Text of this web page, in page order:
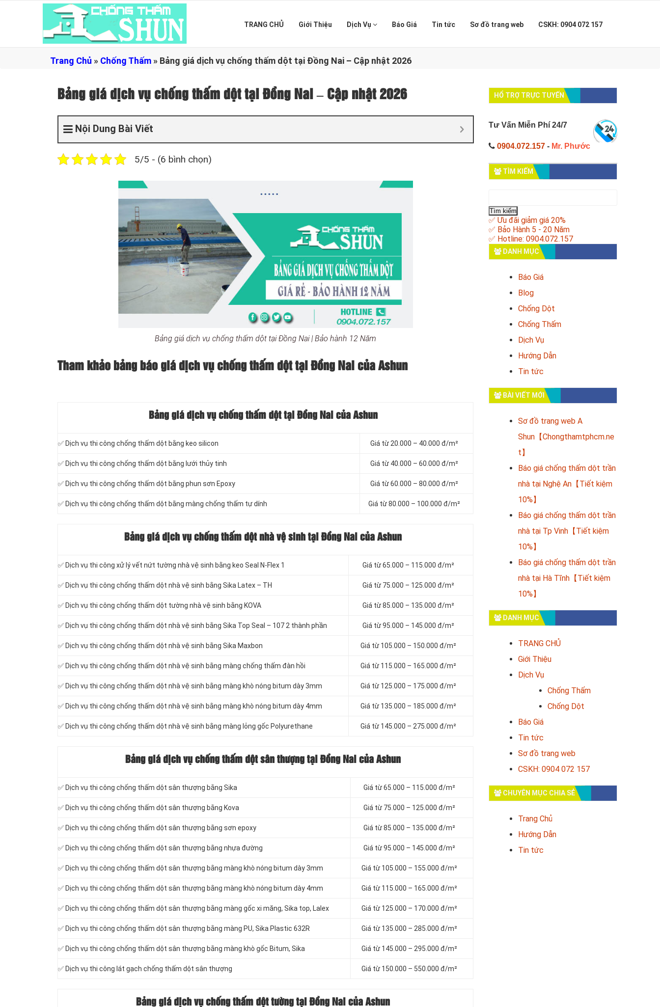
TRANG CHỦ Giới Thiệu Dịch Vụ Báo Giá Tin tức Sơ đồ trang web CSKH: 0904 072 157
Trang Chủ » Chống Thấm » Bảng giá dịch vụ chống thấm dột tại Đồng Nai – Cập nhật 2026
Bảng giá dịch vụ chống thấm dột tại Đồng Nai – Cập nhật 2026
Nội Dung Bài Viết
5/5 - (6 bình chọn)
Bảng giá dịch vụ chống thấm dột tại Đồng Nai | Bảo hành 12 Năm
Tham khảo bảng báo giá dịch vụ chống thấm dột tại Đồng Nai của Ashun
Bảng giá dịch vụ chống thấm dột tại Đồng Nai của Ashun
✅ Dịch vụ thi công chống thấm dột bằng keo silicon Giá từ 20.000 – 40.000 đ/m²
✅ Dịch vụ thi công chống thấm dột bằng lưới thủy tinh Giá từ 40.000 – 60.000 đ/m²
✅ Dịch vụ thi công chống thấm dột bằng phun sơn Epoxy Giá từ 60.000 – 80.000 đ/m²
✅ Dịch vụ thi công chống thấm dột bằng màng chống thấm tự dính Giá từ 80.000 – 100.000 đ/m²
Bảng giá dịch vụ chống thấm dột nhà vệ sinh tại Đồng Nai của Ashun
✅ Dịch vụ thi công xử lý vết nứt tường nhà vệ sinh bằng keo Seal N-Flex 1 Giá từ 65.000 – 115.000 đ/m²
✅ Dịch vụ thi công chống thấm dột nhà vệ sinh bằng Sika Latex – TH Giá từ 75.000 – 125.000 đ/m²
✅ Dịch vụ thi công chống thấm dột tường nhà vệ sinh bằng KOVA Giá từ 85.000 – 135.000 đ/m²
✅ Dịch vụ thi công chống thấm dột nhà vệ sinh bằng Sika Top Seal – 107 2 thành phần Giá từ 95.000 – 145.000 đ/m²
✅ Dịch vụ thi công chống thấm dột nhà vệ sinh bằng Sika Maxbon Giá từ 105.000 – 150.000 đ/m²
✅ Dịch vụ thi công chống thấm dột nhà vệ sinh bằng màng chống thấm đàn hồi Giá từ 115.000 – 165.000 đ/m²
✅ Dịch vụ thi công chống thấm dột nhà vệ sinh bằng màng khò nóng bitum dày 3mm Giá từ 125.000 – 175.000 đ/m²
✅ Dịch vụ thi công chống thấm dột nhà vệ sinh bằng màng khò nóng bitum dày 4mm Giá từ 135.000 – 185.000 đ/m²
✅ Dịch vụ thi công chống thấm dột nhà vệ sinh bằng màng lỏng gốc Polyurethane Giá từ 145.000 – 275.000 đ/m²
Bảng giá dịch vụ chống thấm dột sân thượng tại Đồng Nai của Ashun
✅ Dịch vụ thi công chống thấm dột sân thượng bằng Sika Giá từ 65.000 – 115.000 đ/m²
✅ Dịch vụ thi công chống thấm dột sân thượng bằng Kova Giá từ 75.000 – 125.000 đ/m²
✅ Dịch vụ thi công chống thấm dột sân thượng bằng sơn epoxy Giá từ 85.000 – 135.000 đ/m²
✅ Dịch vụ thi công chống thấm dột sân thượng bằng nhựa đường Giá từ 95.000 – 145.000 đ/m²
✅ Dịch vụ thi công chống thấm dột sân thượng bằng màng khò nóng bitum dày 3mm Giá từ 105.000 – 155.000 đ/m²
✅ Dịch vụ thi công chống thấm dột sân thượng bằng màng khò nóng bitum dày 4mm Giá từ 115.000 – 165.000 đ/m²
✅ Dịch vụ thi công chống thấm dột sân thượng bằng màng gốc xi măng, Sika top, Lalex Giá từ 125.000 – 170.000 đ/m²
✅ Dịch vụ thi công chống thấm dột sân thượng bằng màng PU, Sika Plastic 632R Giá từ 135.000 – 285.000 đ/m²
✅ Dịch vụ thi công chống thấm dột sân thượng bằng màng khò gốc Bitum, Sika Giá từ 145.000 – 295.000 đ/m²
✅ Dịch vụ thi công lát gạch chống thấm dột sân thượng Giá từ 150.000 – 550.000 đ/m²
Bảng giá dịch vụ chống thấm dột tường tại Đồng Nai của Ashun
HỔ TRỢ TRỰC TUYẾN
Tư Vấn Miễn Phí 24/7
0904.072.157- Mr. Phước
TÌM KIẾM
cho:
✅ Ưu đãi giảm giá 20%
✅ Bảo Hành 5 - 20 Năm
✅ Hotline: 0904.072.157
DANH MỤC
Báo Giá
Blog
Chống Dột
Chống Thấm
Dịch Vụ
Hướng Dẫn
Tin tức
BÀI VIẾT MỚI
Sơ đồ trang web A
Shun【Chongthamtphcm.ne
t】
Báo giá chống thấm dột trần
nhà tại Nghệ An【Tiết kiệm
10%】
Báo giá chống thấm dột trần
nhà tại Tp Vinh【Tiết kiệm
10%】
Báo giá chống thấm dột trần
nhà tại Hà Tĩnh【Tiết kiệm
10%】
DANH MỤC
TRANG CHỦ
Giới Thiệu
Dịch Vụ
Chống Thấm
Chống Dột
Báo Giá
Tin tức
Sơ đồ trang web
CSKH: 0904 072 157
CHUYÊN MỤC CHIA SẺ
Trang Chủ
Hướng Dẫn
Tin tức